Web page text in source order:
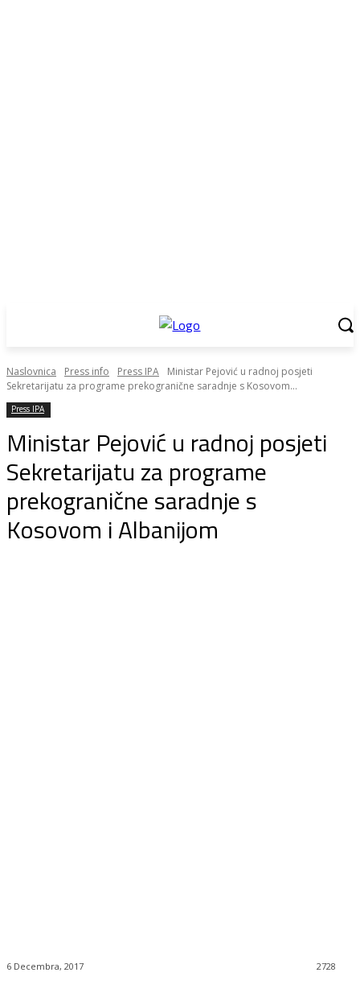
Naslovnica Press info Press IPA
Ministar Pejović u radnoj posjeti
Sekretarijatu za programe prekogranične saradnje s Kosovom...
Press IPA
Ministar Pejović u radnoj posjeti
Sekretarijatu za programe
prekogranične saradnje s
Kosovom i Albanijom
6 Decembra, 2017 2728